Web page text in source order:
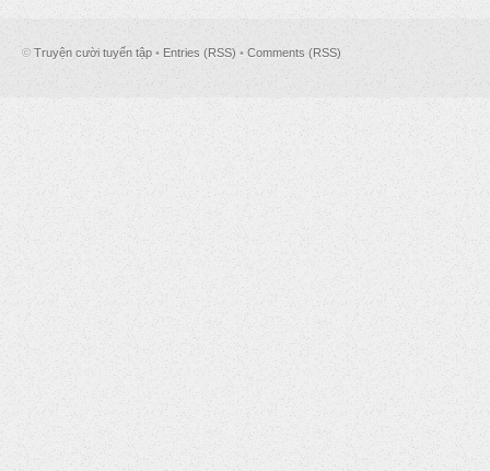
© Truyện cười tuyển tập • Entries (RSS) • Comments (RSS)